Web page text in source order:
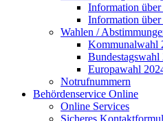
Information über
Information über
Wahlen /
Kommunalwahl
Bundestagswahl
Europawahl
Notrufnummern
Behördenservice Online
Online Services
Sicheres